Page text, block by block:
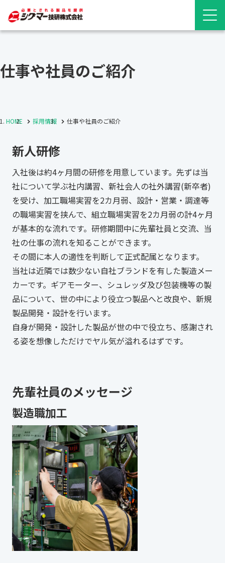
仕事や社員のご紹介
HOME 採用情報 仕事や社員のご紹介
新人研修
入社後は約4ヶ月間の研修を用意しています。先ずは当
社について学ぶ社内講習、新社会人の社外講習(新卒者)
を受け、加工職場実習を2カ月弱、設計・営業・調達等
の職場実習を挟んで、組立職場実習を2カ月弱の計4ヶ月
が基本的な流れです。研修期間中に先輩社員と交流、当
社の仕事の流れを知ることができます。
その間に本人の適性を判断して正式配属となります。
当社は近隣では数少ない自社ブランドを有した製造メー
カーです。ギアモーター、シュレッダ及び包装機等の製
品について、世の中により役立つ製品へと改良や、新規
製品開発・設計を行います。
自身が開発・設計した製品が世の中で役立ち、感謝され
る姿を想像しただけでヤル気が溢れるはずです。
先輩社員のメッセージ
製造職加工